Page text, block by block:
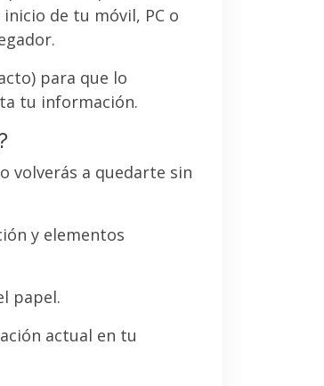
de tu móvil, PC o
para que lo
tu información.
volverás a quedarte sin
y elementos
papel.
actual en tu